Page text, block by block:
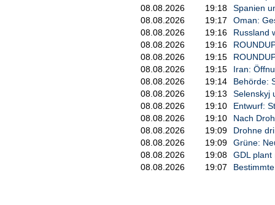
08.08.2026
19:18
Spanien
08.08.2026
19:17
Oman:
08.08.2026
19:16
Russland
08.08.2026
19:16
08.08.2026
19:15
08.08.2026
19:15
Iran:
08.08.2026
19:14
Behörde:
08.08.2026
19:13
Selenskyj
08.08.2026
19:10
Entwurf:
08.08.2026
19:10
Nach
08.08.2026
19:09
Drohne
08.08.2026
19:09
Grüne:
08.08.2026
19:08
GDL plant
08.08.2026
19:07